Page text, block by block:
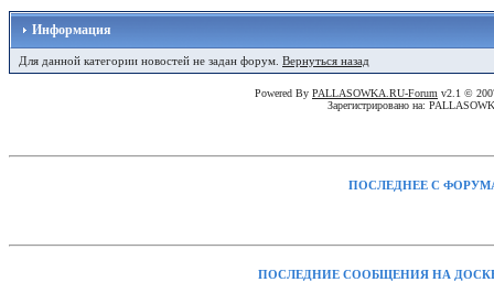
Информация
Для данной категории новостей не задан форум. Вернуться назад
Powered By PALLASOWKA.RU-Forum v2.1 ©
Зарегистрировано на:
ПОСЛЕДНЕЕ С
ПОСЛЕДНИЕ СООБЩЕНИЯ НА